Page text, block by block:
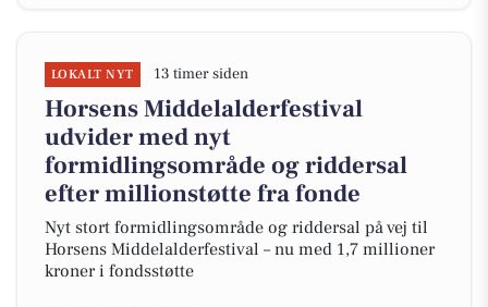
LOKALT NYT 13 timer siden
Horsens Middelalderfestival
udvider med nyt
formidlingsområde og riddersal
efter millionstøtte fra fonde
Nyt stort formidlingsområde og riddersal på vej til
Horsens Middelalderfestival – nu med 1,7 millioner
kroner i fondsstøtte